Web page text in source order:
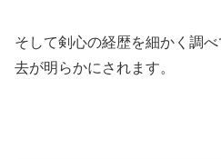
そして剣心の経歴を細かく調
去が明らかにされます。